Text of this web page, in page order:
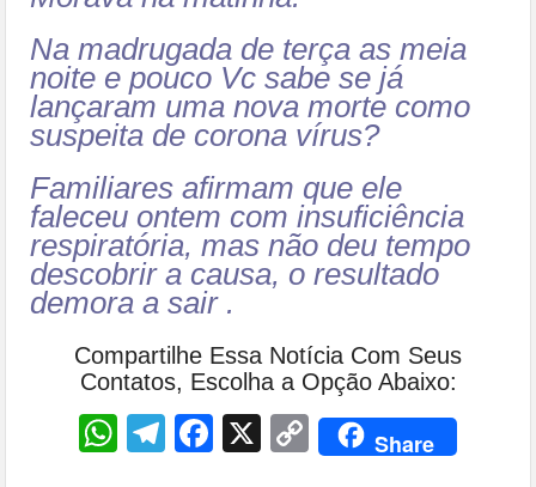
Na madrugada de terça as meia
noite e pouco Vc sabe se já
lançaram uma nova morte como
suspeita de corona vírus?
Familiares afirmam que ele
faleceu ontem com insuficiência
respiratória, mas não deu tempo
descobrir a causa, o resultado
demora a sair .
Compartilhe Essa Notícia Com Seus
Contatos, Escolha a Opção Abaixo:
WhatsApp
Telegram
Facebook
X CopyShare